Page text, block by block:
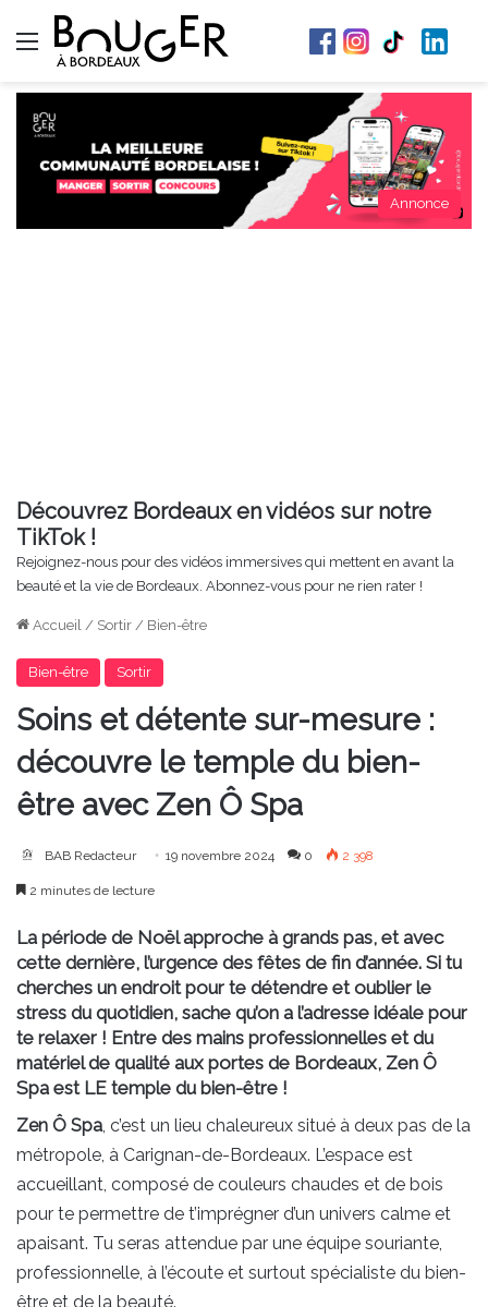
Menu
Annonce
Découvrez Bordeaux en vidéos sur notre
TikTok !
Rejoignez-nous pour des vidéos immersives qui mettent en avant la
beauté et la vie de Bordeaux. Abonnez-vous pour ne rien rater !
Accueil / Sortir / Bien-être
Bien-être Sortir
Soins et détente sur-mesure :
découvre le temple du bien-
être avec Zen Ô Spa
BAB Redacteur 19 novembre 2024 0 2 398
2 minutes de lecture
La période de Noël approche à grands pas, et avec
cette dernière, l’urgence des fêtes de fin d’année. Si tu
cherches un endroit pour te détendre et oublier le
stress du quotidien, sache qu’on a l’adresse idéale pour
te relaxer ! Entre des mains professionnelles et du
matériel de qualité aux portes de Bordeaux, Zen Ô
Spa est LE temple du bien-être !
Zen Ô Spa, c’est un lieu chaleureux situé à deux pas de la
métropole, à Carignan-de-Bordeaux. L’espace est
accueillant, composé de couleurs chaudes et de bois
pour te permettre de t’imprégner d’un univers calme et
apaisant. Tu seras attendue par une équipe souriante,
professionnelle, à l’écoute et surtout spécialiste du bien-
être et de la beauté.